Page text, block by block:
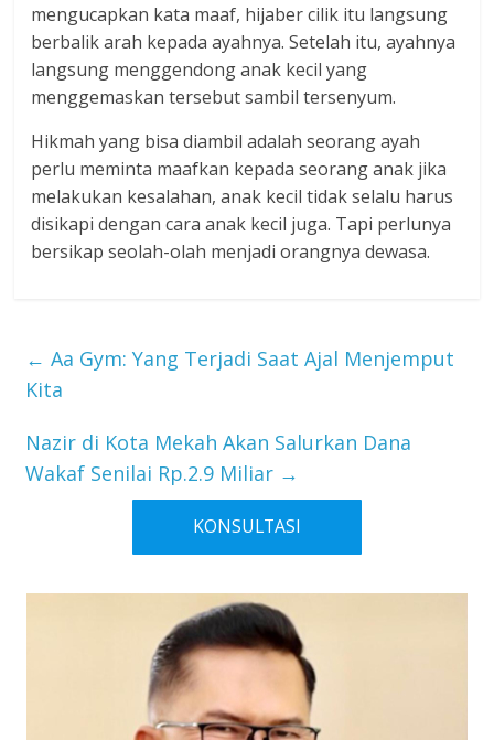
mengucapkan kata maaf, hijaber cilik itu langsung
berbalik arah kepada ayahnya. Setelah itu, ayahnya
langsung menggendong anak kecil yang
menggemaskan tersebut sambil tersenyum.
Hikmah yang bisa diambil adalah seorang ayah
perlu meminta maafkan kepada seorang anak jika
melakukan kesalahan, anak kecil tidak selalu harus
disikapi dengan cara anak kecil juga. Tapi perlunya
bersikap seolah-olah menjadi orangnya dewasa.
← Aa Gym: Yang Terjadi Saat Ajal Menjemput
Kita
Nazir di Kota Mekah Akan Salurkan Dana
Wakaf Senilai Rp.2.9 Miliar →
KONSULTASI